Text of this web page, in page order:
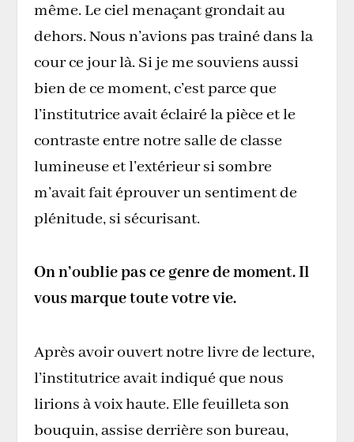
même. Le ciel menaçant grondait au
dehors. Nous n’avions pas trainé dans la
cour ce jour là. Si je me souviens aussi
bien de ce moment, c’est parce que
l’institutrice avait éclairé la pièce et le
contraste entre notre salle de classe
lumineuse et l’extérieur si sombre
m’avait fait éprouver un sentiment de
plénitude, si sécurisant.
On n’oublie pas ce genre de moment. Il
vous marque toute votre vie.
Après avoir ouvert notre livre de lecture,
l’institutrice avait indiqué que nous
lirions à voix haute. Elle feuilleta son
bouquin, assise derrière son bureau,